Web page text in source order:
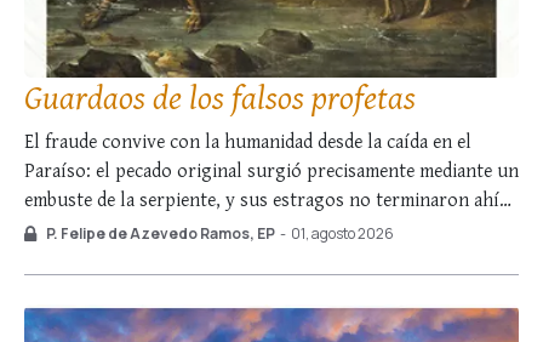
Guardaos de los falsos profetas
El fraude convive con la humanidad desde la caída en el
Paraíso: el pecado original surgió precisamente mediante un
embuste de la serpiente, y sus estragos no terminaron ahí…
Tras reírse Sara de la promesa divina de que daría a luz un
P. Felipe de Azevedo Ramos, EP - 01, agosto 2026